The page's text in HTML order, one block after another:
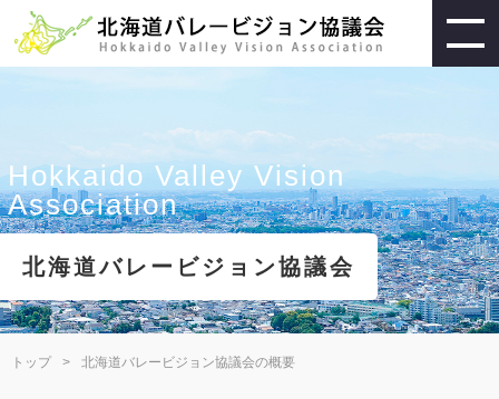
Hokkaido Valley Vision
Association
北海道バレービジョン協議会
トップ 北海道バレービジョン協議会の概要